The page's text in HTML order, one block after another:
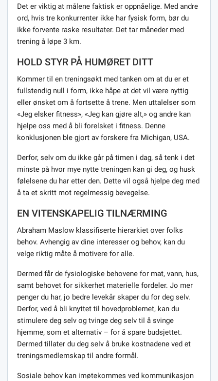
Det er viktig at målene faktisk er oppnåelige. Med andre
ord, hvis tre konkurrenter ikke har fysisk form, bør du
ikke forvente raske resultater. Det tar måneder med
trening å løpe 3 km.
HOLD STYR PÅ HUMØRET DITT
Kommer til en treningsøkt med tanken om at du er et
fullstendig null i form, ikke håpe at det vil være nyttig
eller ønsket om å fortsette å trene. Men uttalelser som
«Jeg elsker fitness», «Jeg kan gjøre alt,» og andre kan
hjelpe oss med å bli forelsket i fitness. Denne
konklusjonen ble gjort av forskere fra Michigan, USA.
Derfor, selv om du ikke går på timen i dag, så tenk i det
minste på hvor mye nytte treningen kan gi deg, og husk
følelsene du har etter den. Dette vil også hjelpe deg med
å ta et skritt mot regelmessig bevegelse.
EN VITENSKAPELIG TILNÆRMING
Abraham Maslow klassifiserte hierarkiet over folks
behov. Avhengig av dine interesser og behov, kan du
velge riktig måte å motivere for alle.
Dermed får de fysiologiske behovene for mat, vann, hus,
samt behovet for sikkerhet materielle fordeler. Jo mer
penger du har, jo bedre levekår skaper du for deg selv.
Derfor, ved å bli knyttet til hovedproblemet, kan du
stimulere deg selv og tvinge deg selv til å svinge
hjemme, som et alternativ – for å spare budsjettet.
Dermed tillater du deg selv å bruke kostnadene ved et
treningsmedlemskap til andre formål.
Sosiale behov kan imøtekommes ved kommunikasjon